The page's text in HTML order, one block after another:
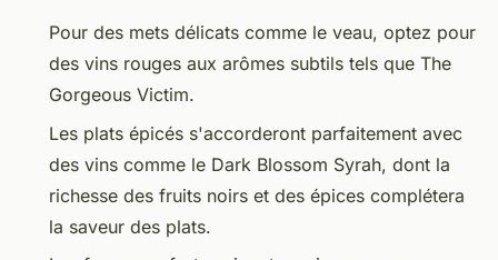
Pour des mets délicats comme le veau, optez pour
des vins rouges aux arômes subtils tels que The
Gorgeous Victim.
Les plats épicés s'accorderont parfaitement avec
des vins comme le Dark Blossom Syrah, dont la
richesse des fruits noirs et des épices complétera
la saveur des plats.